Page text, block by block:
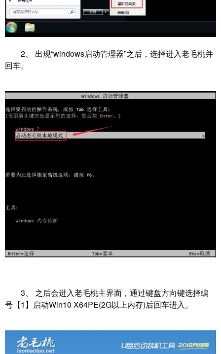
2、 出现“windows启动管理器”之后，选择进入老毛桃并
回车。
3、 之后会进入老毛桃主界面，通过键盘方向键选择编
号【1】启动Win10 X64PE(2G以上内存)后回车进入。